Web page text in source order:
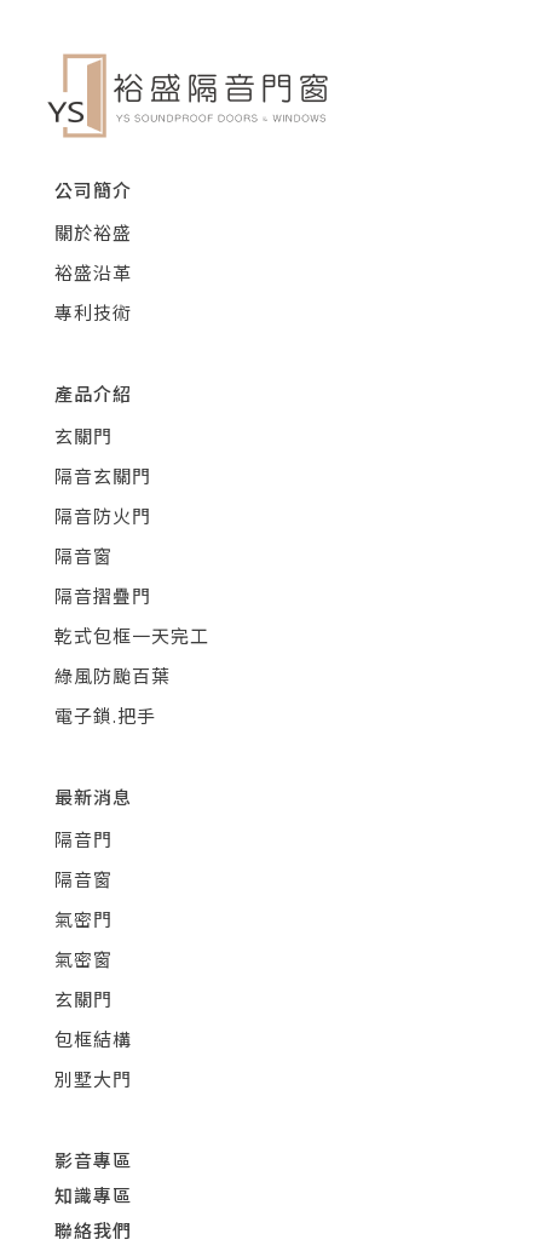
公司簡介
關於裕盛
裕盛沿革
專利技術
產品介紹
玄關門
隔音玄關門
隔音防火門
隔音窗
隔音摺疊門
乾式包框一天完工
綠風防颱百葉
電子鎖.把手
最新消息
隔音門
隔音窗
氣密門
氣密窗
玄關門
包框結構
別墅大門
影音專區
知識專區
聯絡我們